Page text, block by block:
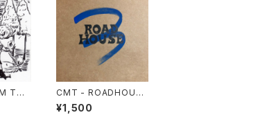
THE
CMT - ROADHOUSE
3
¥1,500